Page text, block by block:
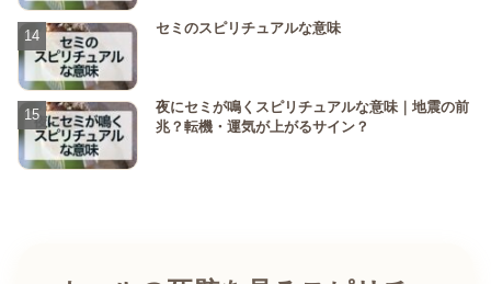
セミのスピリチュアルな意味
夜にセミが鳴くスピリチュアルな意味｜地震の前
兆？転機・運気が上がるサイン？